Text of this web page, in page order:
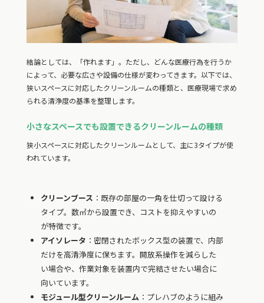
結論としては、「作れます」。ただし、どんな医療行為を行うか
によって、必要な広さや設備の仕様が変わってきます。以下では、
狭いスペースに対応したクリーンルームの種類と、医療現場で求め
られる清浄度の基準を整理します。
小さなスペースでも設置できるクリーンルームの種類
狭小スペースに対応したクリーンルームとして、主に3タイプが使
われています。
クリーンブース ：既存の部屋の一角を仕切って設ける
タイプ。数㎡から設置でき、コストを抑えやすいの
が特徴です。
アイソレータ ：密閉されたボックス型の装置で、内部
だけを高清浄度に保ちます。開放系操作を減らした
い場合や、作業対象を装置内で完結させたい場合に
向いています。
モジュール型クリーンルーム ：プレハブのように組み